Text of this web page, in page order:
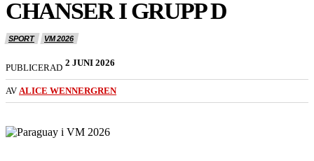
CHANSER I GRUPP D
SPORT VM 2026
PUBLICERAD 2 JUNI 2026
AV ALICE WENNERGREN